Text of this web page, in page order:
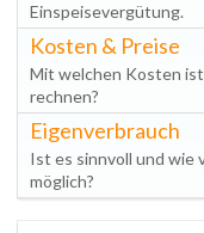
Einspeisevergütung.
Kosten & Preise
Mit welchen Kosten
rechnen?
Eigenverbrauch
Ist es sinnvoll und wie
möglich?